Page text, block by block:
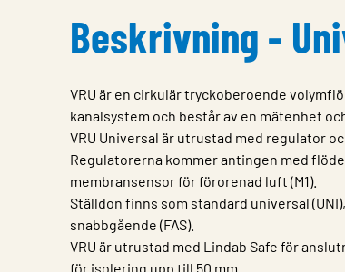
Beskrivning -
VRU är en cirkulär tryckoberoende
kanalsystem och består av en mätenhet
VRU Universal är utrustad med regulator
Regulatorerna kommer antingen med
membransensor för förorenad luft (M1).
Ställdon finns som standard universal
snabbgående (FAS).
VRU är utrustad med Lindab Safe för
för isolering upp till 50 mm.